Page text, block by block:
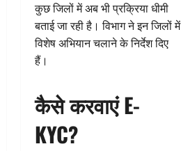
कुछ जिलों में अब भी प्रक्रिया धीमी
बताई जा रही है। विभाग ने इन जिलों में
विशेष अभियान चलाने के निर्देश दिए
हैं।
कैसे करवाएं E-
KYC?